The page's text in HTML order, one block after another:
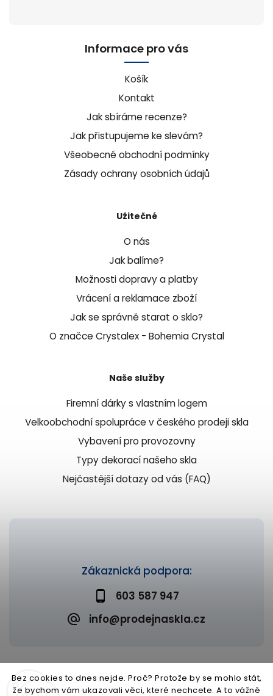
Bez cookies to dnes nejde. Proč? Protože by se mohlo stát,
že bychom vám ukazovali věci, které nechcete. A to vážně
Zákaznická podpora:
603 587 947
info@prodejnaskla.cz
Informace pro vás
Košík
Kontakt
Jak sbíráme recenze?
Jak přistupujeme ke slevám?
Všeobecné obchodní podmínky
Zásady ochrany osobních údajů
Užitečné
O nás
Jak balíme?
Možnosti dopravy a platby
Vrácení a reklamace zboží
Jak se správně starat o sklo?
O značce Crystalex - Bohemia Crystal
Naše služby
Firemní dárky s vlastním logem
Velkoobchodní spolupráce v českého prodeji skla
Vybavení pro provozovny
Typy dekorací našeho skla
Nejčastější dotazy od vás (FAQ)